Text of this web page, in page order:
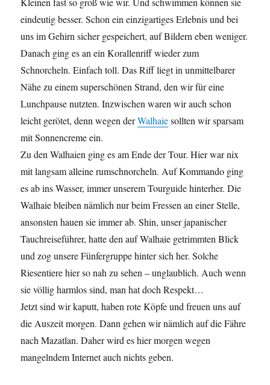
eindeutig besser. Schon ein einzigartiges Erlebnis und bei
uns im Gehirn sicher gespeichert, auf Bildern eben weniger.
Danach ging es an ein Korallenriff wieder zum
Schnorcheln. Einfach toll. Das Riff liegt in unmittelbarer
Nähe zu einem superschönen Strand, den wir für eine
Lunchpause nutzten. Inzwischen waren wir auch schon
leicht gerötet, denn wegen derWalhaiesollten wir sparsam
mit Sonnencreme ein.
Zu den Walhaien ging es am Ende der Tour. Hier war nix
mit langsam alleine rumschnorcheln. Auf Kommando ging
es ab ins Wasser, immer unserem Tourguide hinterher. Die
Walhaie bleiben nämlich nur beim Fressen an einer Stelle,
ansonsten hauen sie immer ab. Shin, unser japanischer
Tauchreiseführer, hatte den auf Walhaie getrimmten Blick
und zog unsere Fünfergruppe hinter sich her. Solche
Riesentiere hier so nah zu sehen – unglaublich. Auch wenn
sie völlig harmlos sind, man hat doch Respekt…
Jetzt sind wir kaputt, haben rote Köpfe und freuen uns auf
die Auszeit morgen. Dann gehen wir nämlich auf die Fähre
nach Mazatlan. Daher wird es hier morgen wegen
mangelndem Internet auch nichts geben.